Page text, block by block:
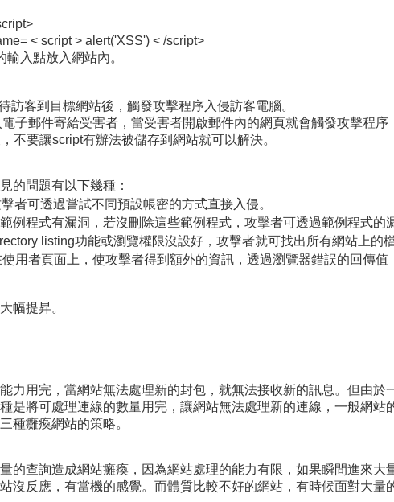
< script > alert('XSS') < /script>
入點放入網站內。
客到目標網站後，觸發攻擊程序入侵訪客電腦。
子郵件寄給受害者，當受害者開啟郵件內的網頁就會觸發攻擊程序
不要讓script有辦法被儲存到網站就可以解決。
的問題有以下幾種：
者可透過嘗試不同預設帳密的方式直接入侵。
例程式有漏洞，若沒刪除這些範例程式，攻擊者可透過範例程式的
listing功能或瀏覽權限沒設好，攻擊者就可找出所有網站上的
用者頁面上，使攻擊者得到額外的資訊，透過瀏覽器錯誤的回傳
幅提昇。
力用完，當網站無法處理新的封包，就無法接收新的訊息。但由
是將可處理連線的數量用完，讓網站無法處理新的連線，一般網站
種癱瘓網站的策略。
的查詢造成網站癱瘓，因為網站處理的能力有限，如果瞬間進來
沒反應，有當機的感覺。而體質比較不好的網站，有時候面對大量